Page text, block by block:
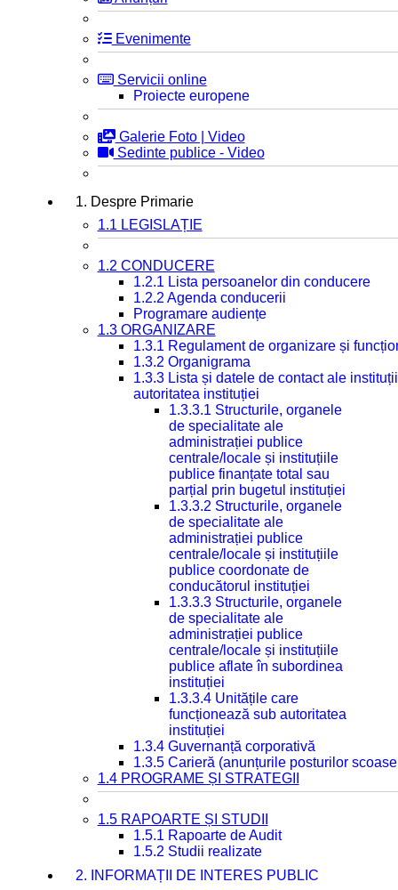
Evenimente
Servicii online
Proiecte europene
Galerie Foto | Video
Sedinte publice - Video
1. Despre Primarie
1.1 LEGISLAȚIE
1.2 CONDUCERE
1.2.1 Lista persoanelor din conducere
1.2.2 Agenda conducerii
Programare audiențe
1.3 ORGANIZARE
1.3.1 Regulament de organizare și
1.3.2 Organigrama
1.3.3 Lista și datele de contact ale
autoritatea instituției
1.3.3.1 Structurile, organele
de specialitate ale
administrației publice
centrale/locale și instituțiile
publice finanțate total sau
parțial prin bugetul instituției
1.3.3.2 Structurile, organele
de specialitate ale
administrației publice
centrale/locale și instituțiile
publice coordonate de
conducătorul instituției
1.3.3.3 Structurile, organele
de specialitate ale
administrației publice
centrale/locale și instituțiile
publice aflate în subordinea
instituției
1.3.3.4 Unitățile care
funcționează sub autoritatea
instituției
1.3.4 Guvernanță corporativă
1.3.5 Carieră (anunțurile posturilor
1.4 PROGRAME ȘI STRATEGII
1.5 RAPOARTE ȘI STUDII
1.5.1 Rapoarte de Audit
1.5.2 Studii realizate
2. INFORMAȚII DE INTERES PUBLIC